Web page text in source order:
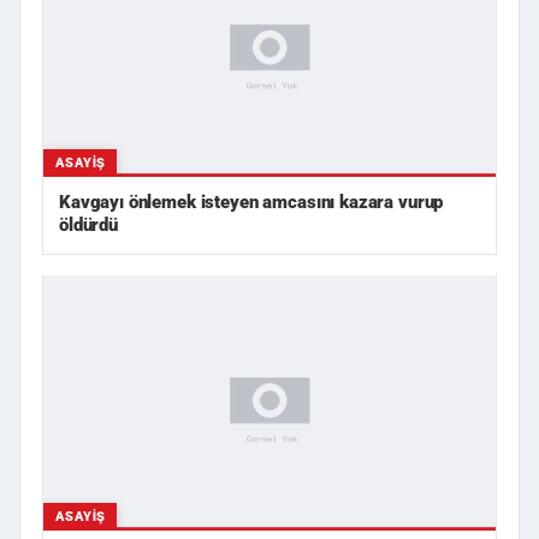
ASAYIŞ
Kavgayı önlemek isteyen amcasını kazara vurup
öldürdü
ASAYIŞ